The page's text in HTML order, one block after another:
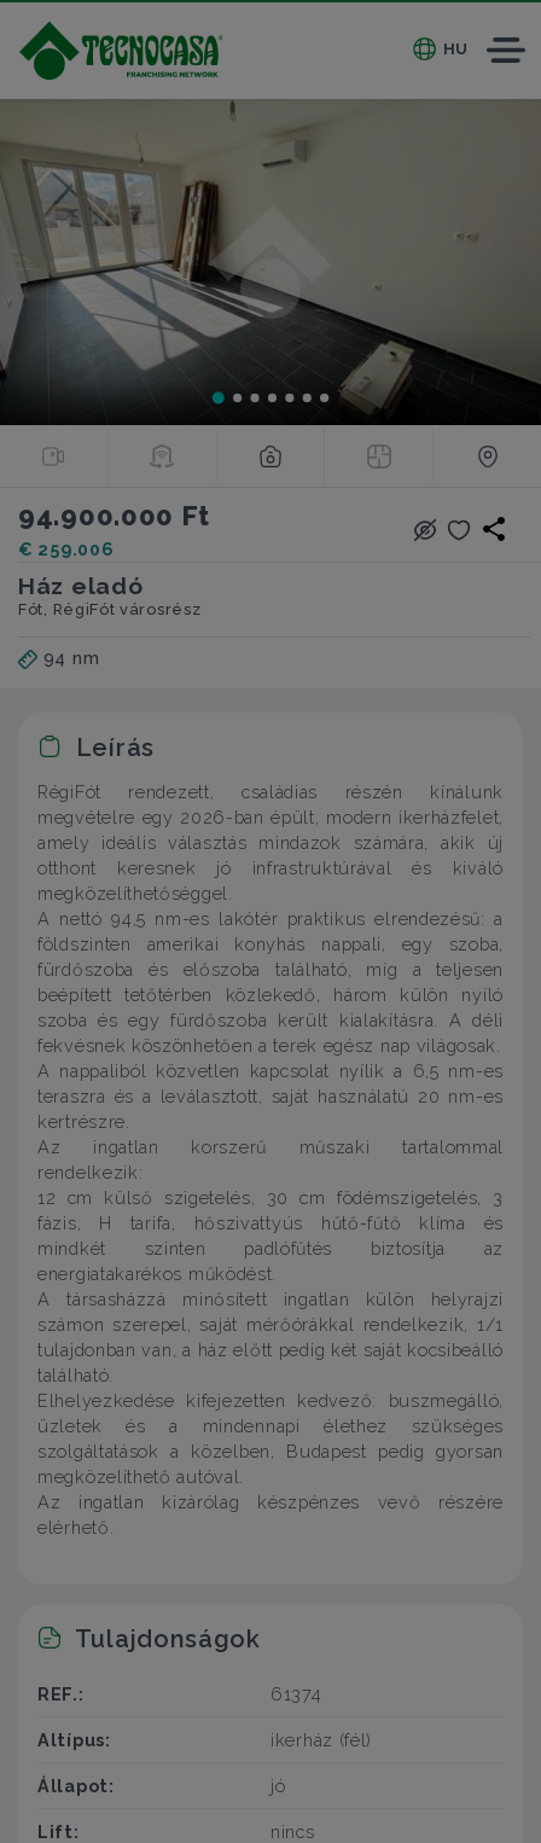
HU
94.900.000 Ft
€ 259.006
Ház eladó
Fót, RégiFót városrész
94 nm
Leírás
RégiFót rendezett, családias részén kínálunk
megvételre egy 2026-ban épült, modern ikerházfelet,
amely ideális választás mindazok számára, akik új
otthont keresnek jó infrastruktúrával és kiváló
megközelíthetőséggel.
A nettó 94,5 nm-es lakótér praktikus elrendezésű: a
földszinten amerikai konyhás nappali, egy szoba,
fürdőszoba és előszoba található, míg a teljesen
beépített tetőtérben közlekedő, három külön nyíló
szoba és egy fürdőszoba került kialakításra. A déli
fekvésnek köszönhetően a terek egész nap világosak.
A nappaliból közvetlen kapcsolat nyílik a 6,5 nm-es
teraszra és a leválasztott, saját használatú 20 nm-es
kertrészre.
Az ingatlan korszerű műszaki tartalommal
rendelkezik:
12 cm külső szigetelés, 30 cm födémszigetelés, 3
fázis, H tarifa, hőszivattyús hűtő-fűtő klíma és
mindkét szinten padlófűtés biztosítja az
energiatakarékos működést.
A társasházzá minősített ingatlan külön helyrajzi
számon szerepel, saját mérőórákkal rendelkezik, 1/1
tulajdonban van, a ház előtt pedig két saját kocsibeálló
található.
Elhelyezkedése kifejezetten kedvező: buszmegálló,
üzletek és a mindennapi élethez szükséges
szolgáltatások a közelben, Budapest pedig gyorsan
megközelíthető autóval.
Az ingatlan kizárólag készpénzes vevő részére
elérhető.
Tulajdonságok
REF.: 61374
Altípus: ikerház (fél)
Állapot: jó
Lift: nincs